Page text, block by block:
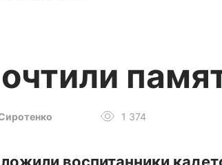
1 374